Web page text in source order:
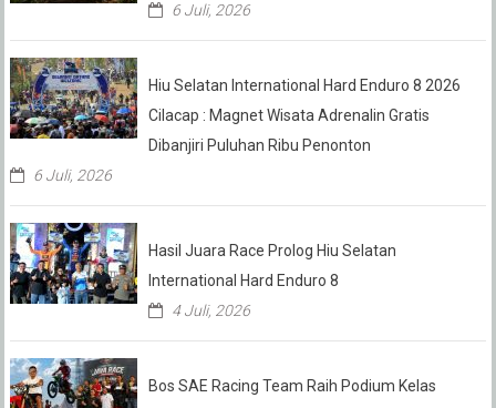
6 Juli, 2026
Hiu Selatan International Hard Enduro 8 2026
Cilacap : Magnet Wisata Adrenalin Gratis
Dibanjiri Puluhan Ribu Penonton
6 Juli, 2026
Hasil Juara Race Prolog Hiu Selatan
International Hard Enduro 8
4 Juli, 2026
Bos SAE Racing Team Raih Podium Kelas